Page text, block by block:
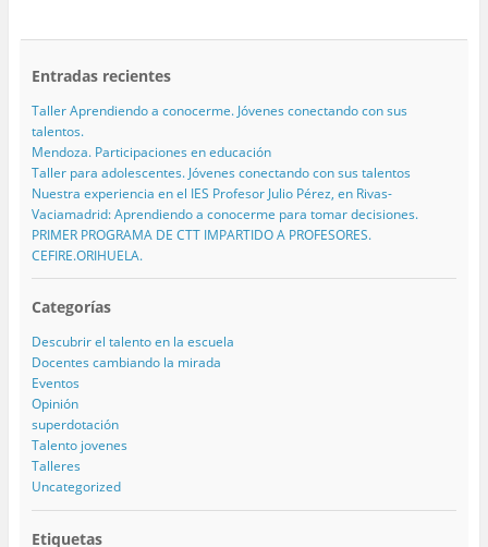
Entradas recientes
Taller Aprendiendo a conocerme. Jóvenes conectando con sus
talentos.
Mendoza. Participaciones en educación
Taller para adolescentes. Jóvenes conectando con sus talentos
Nuestra experiencia en el IES Profesor Julio Pérez, en Rivas-
Vaciamadrid: Aprendiendo a conocerme para tomar decisiones.
PRIMER PROGRAMA DE CTT IMPARTIDO A PROFESORES.
CEFIRE.ORIHUELA.
Categorías
Descubrir el talento en la escuela
Docentes cambiando la mirada
Eventos
Opinión
superdotación
Talento jovenes
Talleres
Uncategorized
Etiquetas